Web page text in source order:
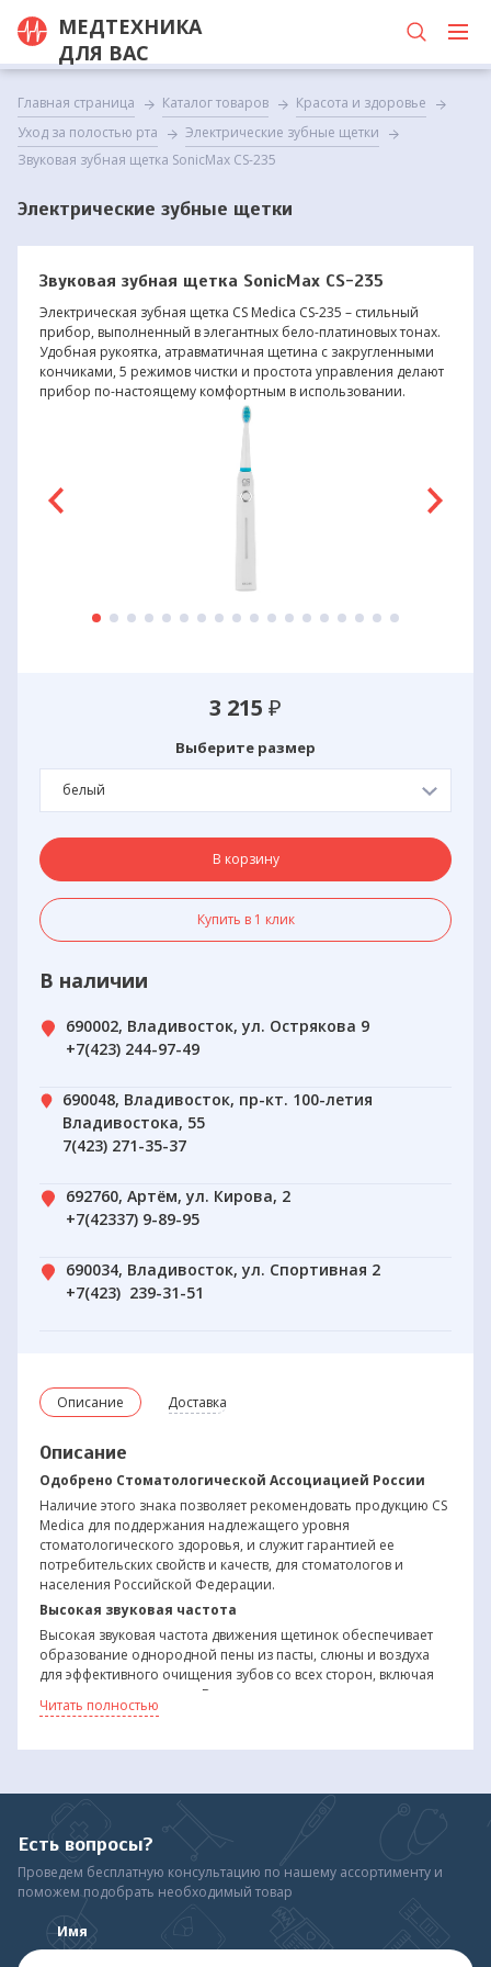
МЕДТЕХНИКА
ДЛЯ ВАС
Главная страница Каталог товаров
Красота и здоровье
Уход за полостью рта
Электрические зубные щетки
Звуковая зубная щетка SonicMax CS-235
Электрические зубные щетки
Звуковая зубная щетка SonicMax CS-235
Электрическая зубная щетка CS Medica CS-235 – стильный
прибор, выполненный в элегантных бело-платиновых тонах.
Удобная рукоятка, атравматичная щетина с закругленными
кончиками, 5 режимов чистки и простота управления делают
прибор по-настоящему комфортным в использовании.
Описание Доставка
Описание
Одобрено Стоматологической Ассоциацией России
Наличие этого знака позволяет рекомендовать продукцию CS
Medica для поддержания надлежащего уровня
стоматологического здоровья, и служит гарантией ее
потребительских свойств и качеств, для стоматологов и
населения Российской Федерации.
Высокая звуковая частота
Высокая звуковая частота движения щетинок обеспечивает
образование однородной пены из пасты, слюны и воздуха
для эффективного очищения зубов со всех сторон, включая
труднодоступные места. Ворсинки, совершая микродвижения
со звуковой частотой,тщательно массируют десны, тем самым
пародонтита и пародонтоза.
Чувствительный (Sensitive)
Идеально подходит для чувствительных зубов и десен, а также
пациентам с брекет-системами. Также данный режим
электрической зубной щеткой для облегчения привыкания к
ней.
Читать полностью
3 215 ₽
Выберите размер
белый
В корзину
Купить в 1 клик
В наличии
690002, Владивосток, ул. Острякова 9
+7(423) 244-97-49
690048, Владивосток, пр-кт. 100-летия
Владивостока, 55
7(423) 271-35-37
692760, Артём, ул. Кирова, 2
+7(42337) 9-89-95
690034, Владивосток, ул. Спортивная 2
+7(423) 239-31-51
Есть вопросы?
Проведем бесплатную консультацию по нашему ассортименту и
поможем подобрать необходимый товар
Имя